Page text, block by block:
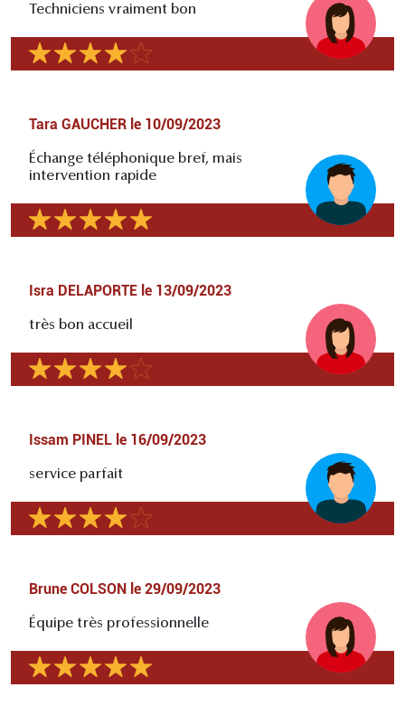
Techniciens vraiment bon
Tara GAUCHER le 10/09/2023
Échange téléphonique bref, mais
intervention rapide
Isra DELAPORTE le 13/09/2023
très bon accueil
Issam PINEL le 16/09/2023
service parfait
Brune COLSON le 29/09/2023
Équipe très professionnelle